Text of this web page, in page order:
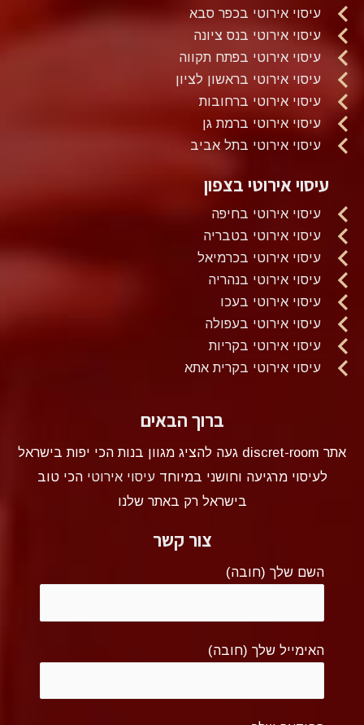
עיסוי אירוטי בכפר סבא
עיסוי אירוטי בנס ציונה
עיסוי אירוטי בפתח תקווה
עיסוי אירוטי בראשון לציון
עיסוי אירוטי ברחובות
עיסוי אירוטי ברמת גן
עיסוי אירוטי בתל אביב
עיסוי אירוטי בצפון
עיסוי אירוטי בחיפה
עיסוי אירוטי בטבריה
עיסוי אירוטי בכרמיאל
עיסוי אירוטי בנהריה
עיסוי אירוטי בעכו
עיסוי אירוטי בעפולה
עיסוי אירוטי בקריות
עיסוי אירוטי בקרית אתא
ברוך הבאים
אתר discret-room געה להציג מגוון בנות הכי יפות בישראל
לעיסוי מרגיעה וחושני במיוחדעיסוי אירוטי הכי טוב
בישראל רק באתר שלנו
צור קשר
השם שלך (חובה)
האימייל שלך (חובה)